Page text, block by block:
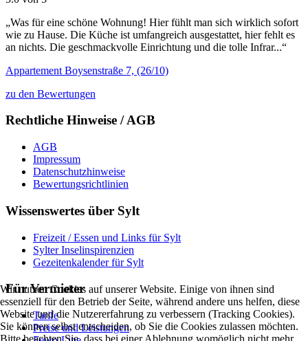
„Was für eine schöne Wohnung! Hier fühlt man sich wirklich sofort
wie zu Hause. Die Küche ist umfangreich ausgestattet, hier fehlt es
an nichts. Die geschmackvolle Einrichtung und die tolle Infrar...“
Appartement Boysenstraße 7, (26/10)
zu den Bewertungen
Rechtliche Hinweise / AGB
AGB
Impressum
Datenschutzhinweise
Bewertungsrichtlinien
Wissenswertes über Sylt
Freizeit / Essen und Links für Sylt
Sylter Inselinspirenzien
Gezeitenkalender für Sylt
Für Vermieter
Tarife
Preise und Leistungen
Wir nutzen Cookies auf unserer Website. Einige von ihnen sind
essenziell für den Betrieb der Seite, während andere uns helfen, diese
Website und die Nutzererfahrung zu verbessern (Tracking Cookies).
Sie können selbst entscheiden, ob Sie die Cookies zulassen möchten.
Bitte beachten Sie, dass bei einer Ablehnung womöglich nicht mehr